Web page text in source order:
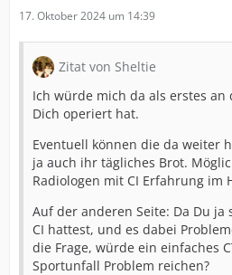
17. Oktober 2024 um 14:39
Zitat von Sheltie
Ich würde mich da als erstes
Dich operiert hat.
Eventuell können die da weiter
ja auch ihr tägliches Brot.
Radiologen mit CI Erfahrung im
Auf der anderen Seite: Da Du ja
CI hattest, und es dabei
die Frage, würde ein einfaches
Sportunfall Problem reichen?